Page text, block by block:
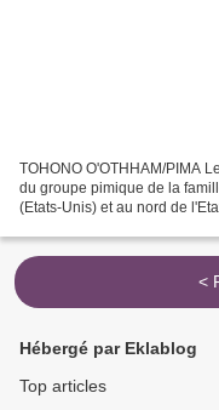
TOHONO O'OTHHAM/PIMA
du groupe pimique de la
(Etats-Unis) et au nord de
<
Hébergé par Eklablog
Top articles